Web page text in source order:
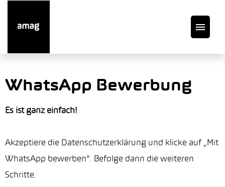
Offene Stellen
Service
WhatsApp Bewerbung
Es ist ganz einfach!
Akzeptiere die Datenschutzerklärung und klicke auf „Mit
WhatsApp bewerben“. Befolge dann die weiteren
Schritte.